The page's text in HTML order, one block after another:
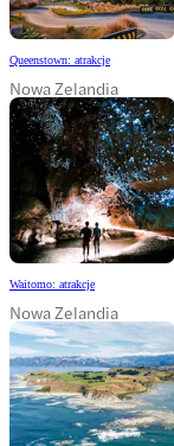
Queenstown: atrakcje
Nowa Zelandia
Waitomo: atrakcje
Nowa Zelandia